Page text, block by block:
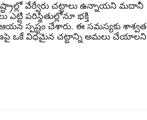
వేర్వేరు చట్టాలు ఉన్నాయని మదానీ
పరిస్థితుల్లోనూ భక్తి
స్పష్టం చేశారు. ఈ సమస్యకు శాశ్వత
ఒకే విధమైన చట్టాన్ని అమలు చేయాలని